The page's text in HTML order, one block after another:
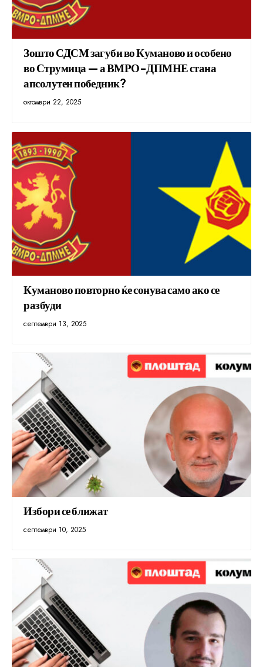
Зошто СДСМ загуби во Куманово и особено
во Струмица — а ВМРО-ДПМНЕ стана
апсолутен победник?
октомври 22, 2025
Куманово повторно ќе сонува само ако се
разбуди
септември 13, 2025
Избори се ближат
септември 10, 2025